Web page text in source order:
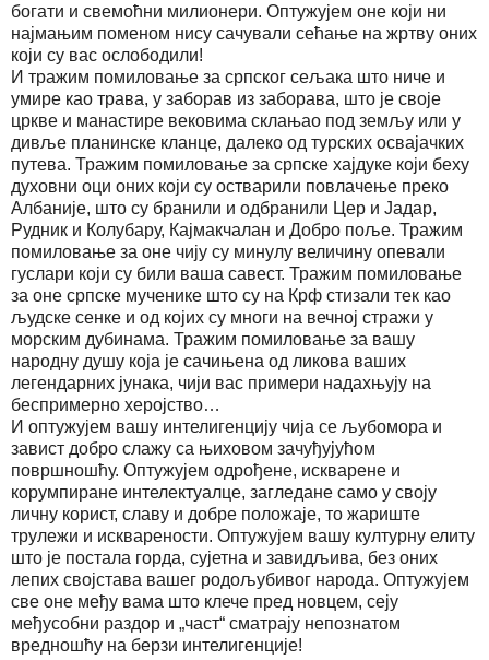
богати и свемоћни милионери. Оптужујем оне који ни
најмањим поменом нису сачували сећање на жртву оних
који су вас ослободили!
И тражим помиловање за српског сељака што ниче и
умире као трава, у заборав из заборава, што је своје
цркве и манастире вековима склањао под земљу или у
дивље планинске кланце, далеко од турских освајачких
путева. Тражим помиловање за српске хајдуке који беху
духовни оци оних који су остварили повлачење преко
Албаније, што су бранили и одбранили Цер и Јадар,
Рудник и Колубару, Кајмакчалан и Добро поље. Тражим
помиловање за оне чију су минулу величину опевали
гуслари који су били ваша савест. Тражим помиловање
за оне српске мученике што су на Крф стизали тек као
људске сенке и од којих су многи на вечној стражи у
морским дубинама. Тражим помиловање за вашу
народну душу која је сачињена од ликова ваших
легендарних јунака, чији вас примери надахњују на
беспримерно херојство…
И оптужујем вашу интелигенцију чија се љубомора и
завист добро слажу са њиховом зачуђујућом
површношћу. Оптужујем одрођене, искварене и
корумпиране интелектуалце, загледане само у своју
личну корист, славу и добре положаје, то жариште
трулежи и искварености. Оптужујем вашу културну елиту
што је постала горда, сујетна и завидљива, без оних
лепих својстава вашег родољубивог народа. Оптужујем
све оне међу вама што клече пред новцем, сеју
међусобни раздор и „част“ сматрају непознатом
вредношћу на берзи интелигенције!